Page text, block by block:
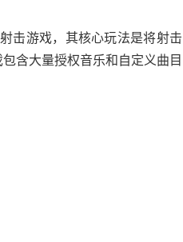
击游戏，其核心玩法是将射击
含大量授权音乐和自定义曲目